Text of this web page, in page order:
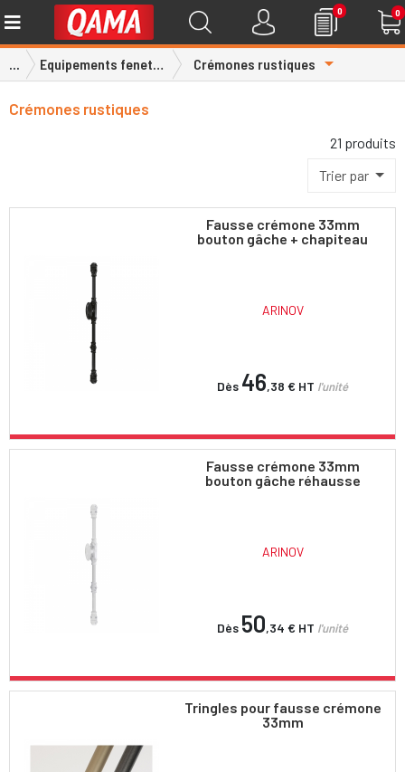
0 0
... Equipements fenetres, volets et portails Crémones rustiques Toggle
Crémones rustiques
21 produits
Trier par
Fausse crémone 33mm
bouton gâche + chapiteau
ARINOV
Dès 46,38 € HT l'unité
Fausse crémone 33mm
bouton gâche réhausse
ARINOV
Dès 50,34 € HT l'unité
Tringles pour fausse crémone
33mm